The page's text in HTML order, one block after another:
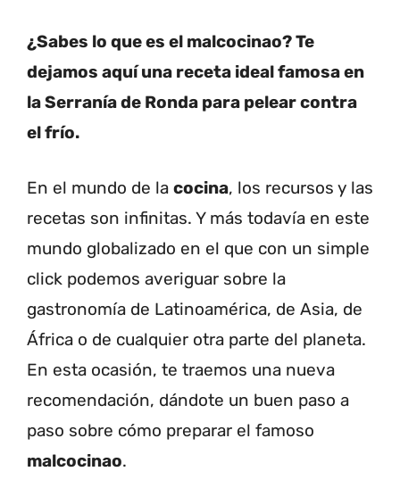
¿Sabes lo que es el malcocinao? Te
dejamos aquí una receta ideal famosa en
la Serranía de Ronda para pelear contra
el frío.
En el mundo de la cocina, los recursos y las
recetas son infinitas. Y más todavía en este
mundo globalizado en el que con un simple
click podemos averiguar sobre la
gastronomía de Latinoamérica, de Asia, de
África o de cualquier otra parte del planeta.
En esta ocasión, te traemos una nueva
recomendación, dándote un buen paso a
paso sobre cómo preparar el famoso
malcocinao.